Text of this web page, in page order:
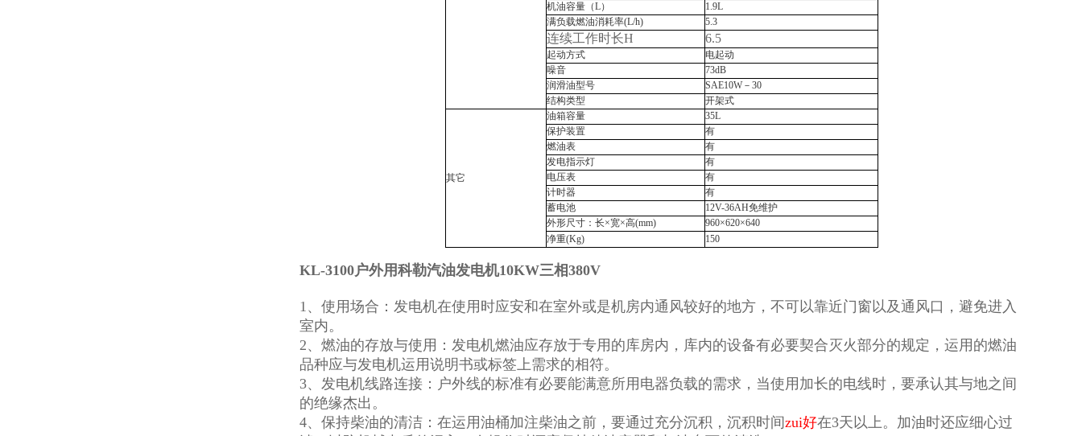
机油容量（L）
1.9L
满负载燃油消耗率(L/h)
5.3
连续工作时长H 6.5
起动方式
电起动
噪音
73dB
润滑油型号
SAE10W－30
结构类型
开架式
其它
油箱容量
35L
保护装置
有
燃油表
有
发电指示灯
有
电压表
有
计时器
有
蓄电池
12V-36AH免维护
外形尺寸：长×宽×高(mm)
960×620×640
净重(Kg)
150
KL-3100户外用科勒汽油发电机10KW三相380V
1、使用场合：发电机在使用时应安和在室外或是机房内通风较好的地方，不可以靠近门窗以及通风口，避免进入
室内。
2、燃油的存放与使用：发电机燃油应存放于专用的库房内，库内的设备有必要契合灭火部分的规定，运用的燃油
品种应与发电机运用说明书或标签上需求的相符。
3、发电机线路连接：户外线的标准有必要能满意所用电器负载的需求，当使用加长的电线时，要承认其与地之间
的绝缘杰出。
4、保持柴油的清洁：在运用油桶加注柴油之前，要通过充分沉积，沉积时间zui好在3天以上。加油时还应细心过